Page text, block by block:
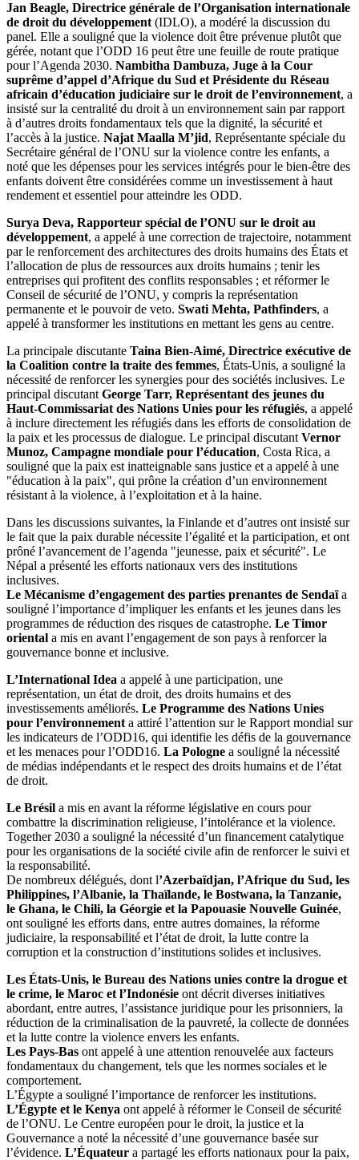
Jan Beagle, Directrice générale de l’Organisation internationale
de droit du développement (IDLO), a modéré la discussion du
panel. Elle a souligné que la violence doit être prévenue plutôt que
gérée, notant que l’ODD 16 peut être une feuille de route pratique
pour l’Agenda 2030. Nambitha Dambuza, Juge à la Cour
suprême d’appel d’Afrique du Sud et Présidente du Réseau
africain d’éducation judiciaire sur le droit de l’environnement, a
insisté sur la centralité du droit à un environnement sain par rapport
à d’autres droits fondamentaux tels que la dignité, la sécurité et
l’accès à la justice. Najat Maalla M’jid, Représentante spéciale du
Secrétaire général de l’ONU sur la violence contre les enfants, a
noté que les dépenses pour les services intégrés pour le bien-être des
enfants doivent être considérées comme un investissement à haut
rendement et essentiel pour atteindre les ODD.
Surya Deva, Rapporteur spécial de l’ONU sur le droit au
développement, a appelé à une correction de trajectoire, notamment
par le renforcement des architectures des droits humains des États et
l’allocation de plus de ressources aux droits humains ; tenir les
entreprises qui profitent des conflits responsables ; et réformer le
Conseil de sécurité de l’ONU, y compris la représentation
permanente et le pouvoir de veto. Swati Mehta, Pathfinders, a
appelé à transformer les institutions en mettant les gens au centre.
La principale discutante Taina Bien-Aimé, Directrice exécutive de
la Coalition contre la traite des femmes, États-Unis, a souligné la
nécessité de renforcer les synergies pour des sociétés inclusives. Le
principal discutant George Tarr, Représentant des jeunes du
Haut-Commissariat des Nations Unies pour les réfugiés, a appelé
à inclure directement les réfugiés dans les efforts de consolidation de
la paix et les processus de dialogue. Le principal discutant Vernor
Munoz, Campagne mondiale pour l’éducation, Costa Rica, a
souligné que la paix est inatteignable sans justice et a appelé à une
"éducation à la paix", qui prône la création d’un environnement
résistant à la violence, à l’exploitation et à la haine.
Dans les discussions suivantes, la Finlande et d’autres ont insisté sur
le fait que la paix durable nécessite l’égalité et la participation, et ont
prôné l’avancement de l’agenda "jeunesse, paix et sécurité". Le
Népal a présenté les efforts nationaux vers des institutions
inclusives.
Le Mécanisme d’engagement des parties prenantes de Sendaïa
souligné l’importance d’impliquer les enfants et les jeunes dans les
programmes de réduction des risques de catastrophe. Le Timor
oriental a mis en avant l’engagement de son pays à renforcer la
gouvernance bonne et inclusive.
L’International Idea a appelé à une participation, une
représentation, un état de droit, des droits humains et des
investissements améliorés. Le Programme des Nations Unies
pour l’environnement a attiré l’attention sur le Rapport mondial sur
les indicateurs de l’ODD16, qui identifie les défis de la gouvernance
et les menaces pour l’ODD16. La Pologne a souligné la nécessité
de médias indépendants et le respect des droits humains et de l’état
de droit.
Le Brésil a mis en avant la réforme législative en cours pour
combattre la discrimination religieuse, l’intolérance et la violence.
Together 2030 a souligné la nécessité d’un financement catalytique
pour les organisations de la société civile afin de renforcer le suivi et
la responsabilité.
De nombreux délégués, dont l’Azerbaïdjan, l’Afrique du Sud, les
Philippines, l’Albanie, la Thaïlande, le Bostwana, la Tanzanie,
le Ghana, le Chili, la Géorgie et la Papouasie Nouvelle Guinée,
ont souligné les efforts dans, entre autres domaines, la réforme
judiciaire, la responsabilité et l’état de droit, la lutte contre la
corruption et la construction d’institutions solides et inclusives.
Les États-Unis, le Bureau des Nations unies contre la drogue et
le crime, le Maroc et l’Indonésie ont décrit diverses initiatives
abordant, entre autres, l’assistance juridique pour les prisonniers, la
réduction de la criminalisation de la pauvreté, la collecte de données
et la lutte contre la violence envers les enfants.
Les Pays-Bas ont appelé à une attention renouvelée aux facteurs
fondamentaux du changement, tels que les normes sociales et le
comportement.
L’Égypte a souligné l’importance de renforcer les institutions.
L’Égypte et le Kenya ont appelé à réformer le Conseil de sécurité
de l’ONU. Le Centre européen pour le droit, la justice et la
Gouvernance a noté la nécessité d’une gouvernance basée sur
l’évidence. L’Équateur a partagé les efforts nationaux pour la paix,